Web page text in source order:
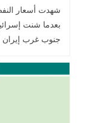
الإمدادات
شهدت أسعار النفط
بعدما شنت
جنوب غرب إيران